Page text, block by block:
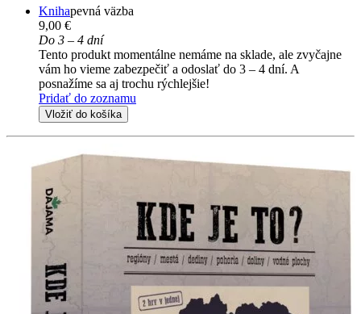
Knihapevná väzba
9,00 €
Do 3 – 4 dní
Tento produkt momentálne nemáme na sklade, ale zvyčajne
vám ho vieme zabezpečiť a odoslať do 3 – 4 dní. A
posnažíme sa aj trochu rýchlejšie!
Pridať do zoznamu
Vložiť do košíka